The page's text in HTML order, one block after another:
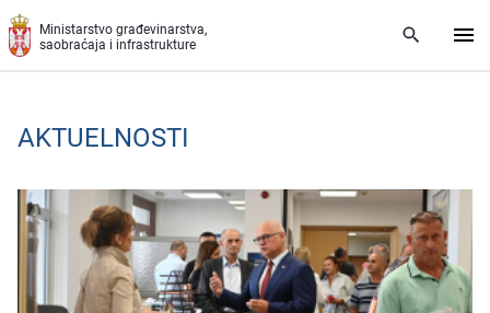
Preskoči na glavni deo sadržaja
Ministarstvo građevinarstva,
saobraćaja i infrastrukture
AKTUELNOSTI
PAGES